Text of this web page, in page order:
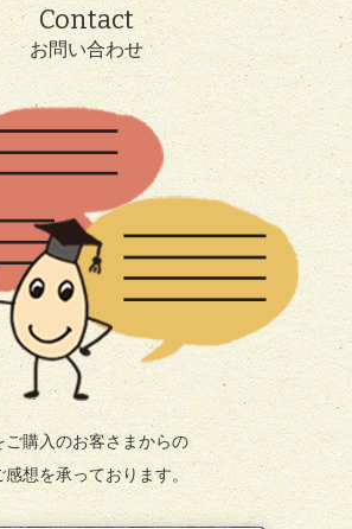
Contact
お問い合わせ
購入のお客さまからの
想を承っております。